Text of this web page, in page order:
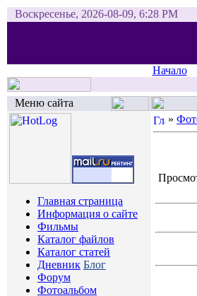
Воскресенье, 2026-08-09, 6:28 PM
Начало
Меню сайта
Главная страница
Информация о сайте
Фильмы
Каталог файлов
Каталог статей
Дневник Блог
Форум
Фотоальбом
»